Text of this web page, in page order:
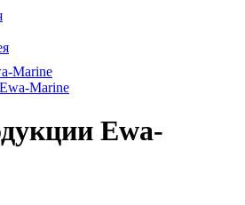
Marine
Marine
Ewa-